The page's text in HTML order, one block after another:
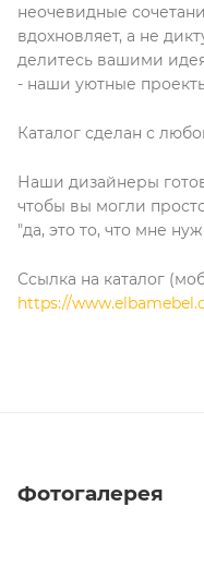
неочевидные
вдохновляет, а не
делитесь вашими
- наши уютные
Каталог сделан с
Наши дизайнеры
чтобы вы могли
"да, это то, что мне
Ссылка на каталог
https://
Фотогалерея